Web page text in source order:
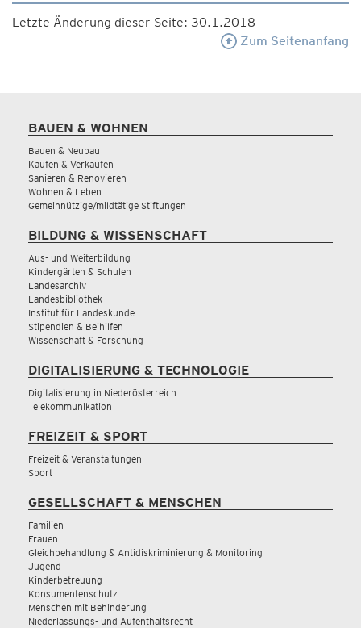
Letzte Änderung dieser Seite: 30.1.2018
Zum Seitenanfang
BAUEN & WOHNEN
Bauen & Neubau
Kaufen & Verkaufen
Sanieren & Renovieren
Wohnen & Leben
Gemeinnützige/mildtätige Stiftungen
BILDUNG & WISSENSCHAFT
Aus- und Weiterbildung
Kindergärten & Schulen
Landesarchiv
Landesbibliothek
Institut für Landeskunde
Stipendien & Beihilfen
Wissenschaft & Forschung
DIGITALISIERUNG & TECHNOLOGIE
Digitalisierung in Niederösterreich
Telekommunikation
FREIZEIT & SPORT
Freizeit & Veranstaltungen
Sport
GESELLSCHAFT & MENSCHEN
Familien
Frauen
Gleichbehandlung & Antidiskriminierung & Monitoring
Jugend
Kinderbetreuung
Konsumentenschutz
Menschen mit Behinderung
Niederlassungs- und Aufenthaltsrecht